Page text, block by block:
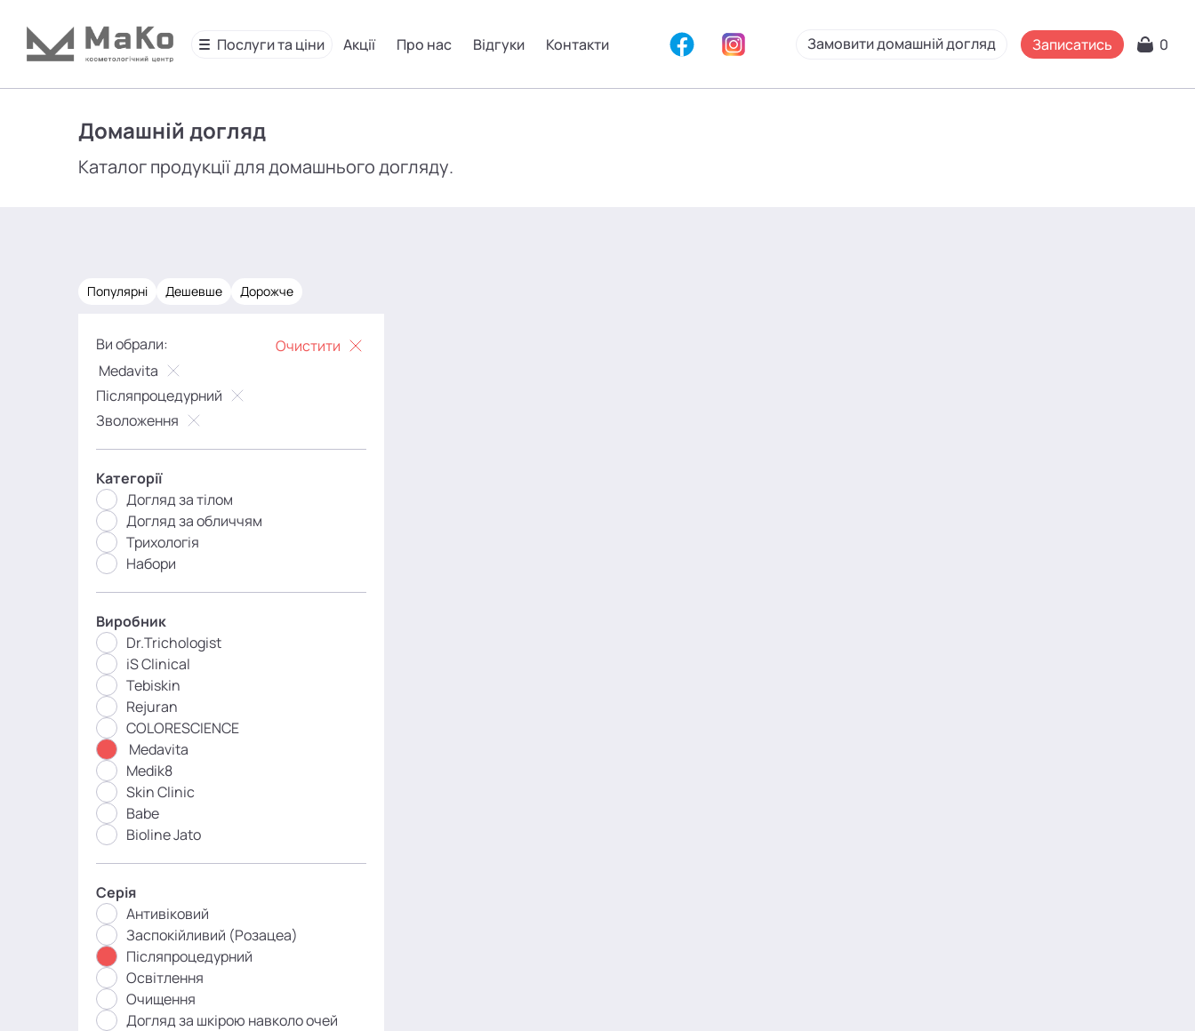
Послуги та ціни Акції Про нас Відгуки Контакти Замовити домашній догляд Записатись 0
Домашній догляд
Каталог продукції для домашнього догляду.
Популярні Дешевше Дорожче
Ви обрали:
Очистити
Medavita
Післяпроцедурний
Зволоження
Категорії
Догляд за тілом
Догляд за обличчям
Трихологія
Набори
Виробник
Dr.Trichologist
iS Clinical
Tebiskin
Rejuran
COLORESCIENCE
Medavita
Medik8
Skin Clinic
Babe
Bioline Jato
Серія
Антивіковий
Заспокійливий (Розацеа)
Післяпроцедурний
Освітлення
Очищення
Догляд за шкірою навколо очей